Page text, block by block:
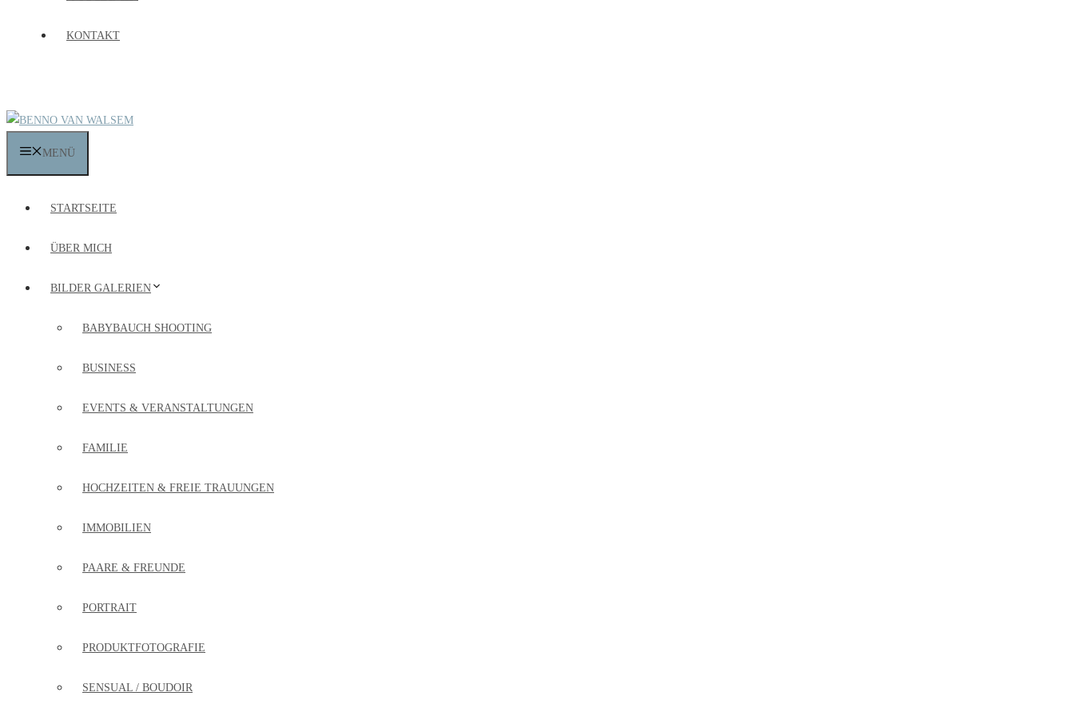
KONTAKT
MENÜ
STARTSEITE
ÜBER MICH
BILDER GALERIEN
BABYBAUCH SHOOTING
BUSINESS
EVENTS & VERANSTALTUNGEN
FAMILIE
HOCHZEITEN & FREIE TRAUUNGEN
IMMOBILIEN
PAARE & FREUNDE
PORTRAIT
PRODUKTFOTOGRAFIE
SENSUAL / BOUDOIR